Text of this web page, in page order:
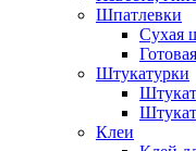
Шпатлевки
Сухая
Штукатурки
Клеи